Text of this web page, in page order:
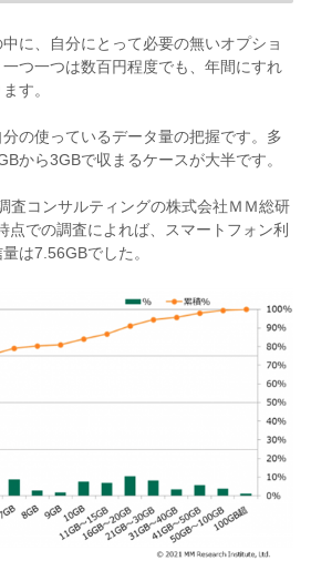
に、自分にとって必要の無いオプショ
つ一つは数百円程度でも、年間にすれ
す。
の使っているデータ量の把握です。多
から3GBで収まるケースが大半です。
査コンサルティングの株式会社ＭＭ総研
点での調査によれば、スマートフォン利
は7.56GBでした。